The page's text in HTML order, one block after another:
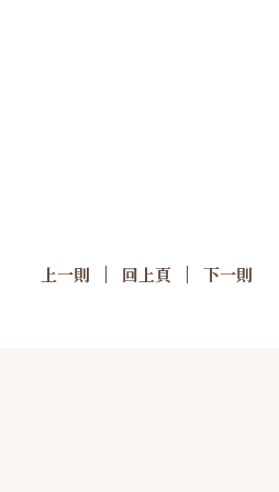
上一則 | 回上頁 |下一則